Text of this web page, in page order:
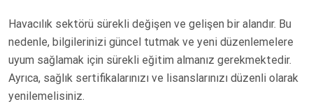
Havacılık sektörü sürekli değişen ve gelişen bir alandır. Bu
nedenle, bilgilerinizi güncel tutmak ve yeni düzenlemelere
uyum sağlamak için sürekli eğitim almanız gerekmektedir.
Ayrıca, sağlık sertifikalarınızı ve lisanslarınızı düzenli olarak
yenilemelisiniz.